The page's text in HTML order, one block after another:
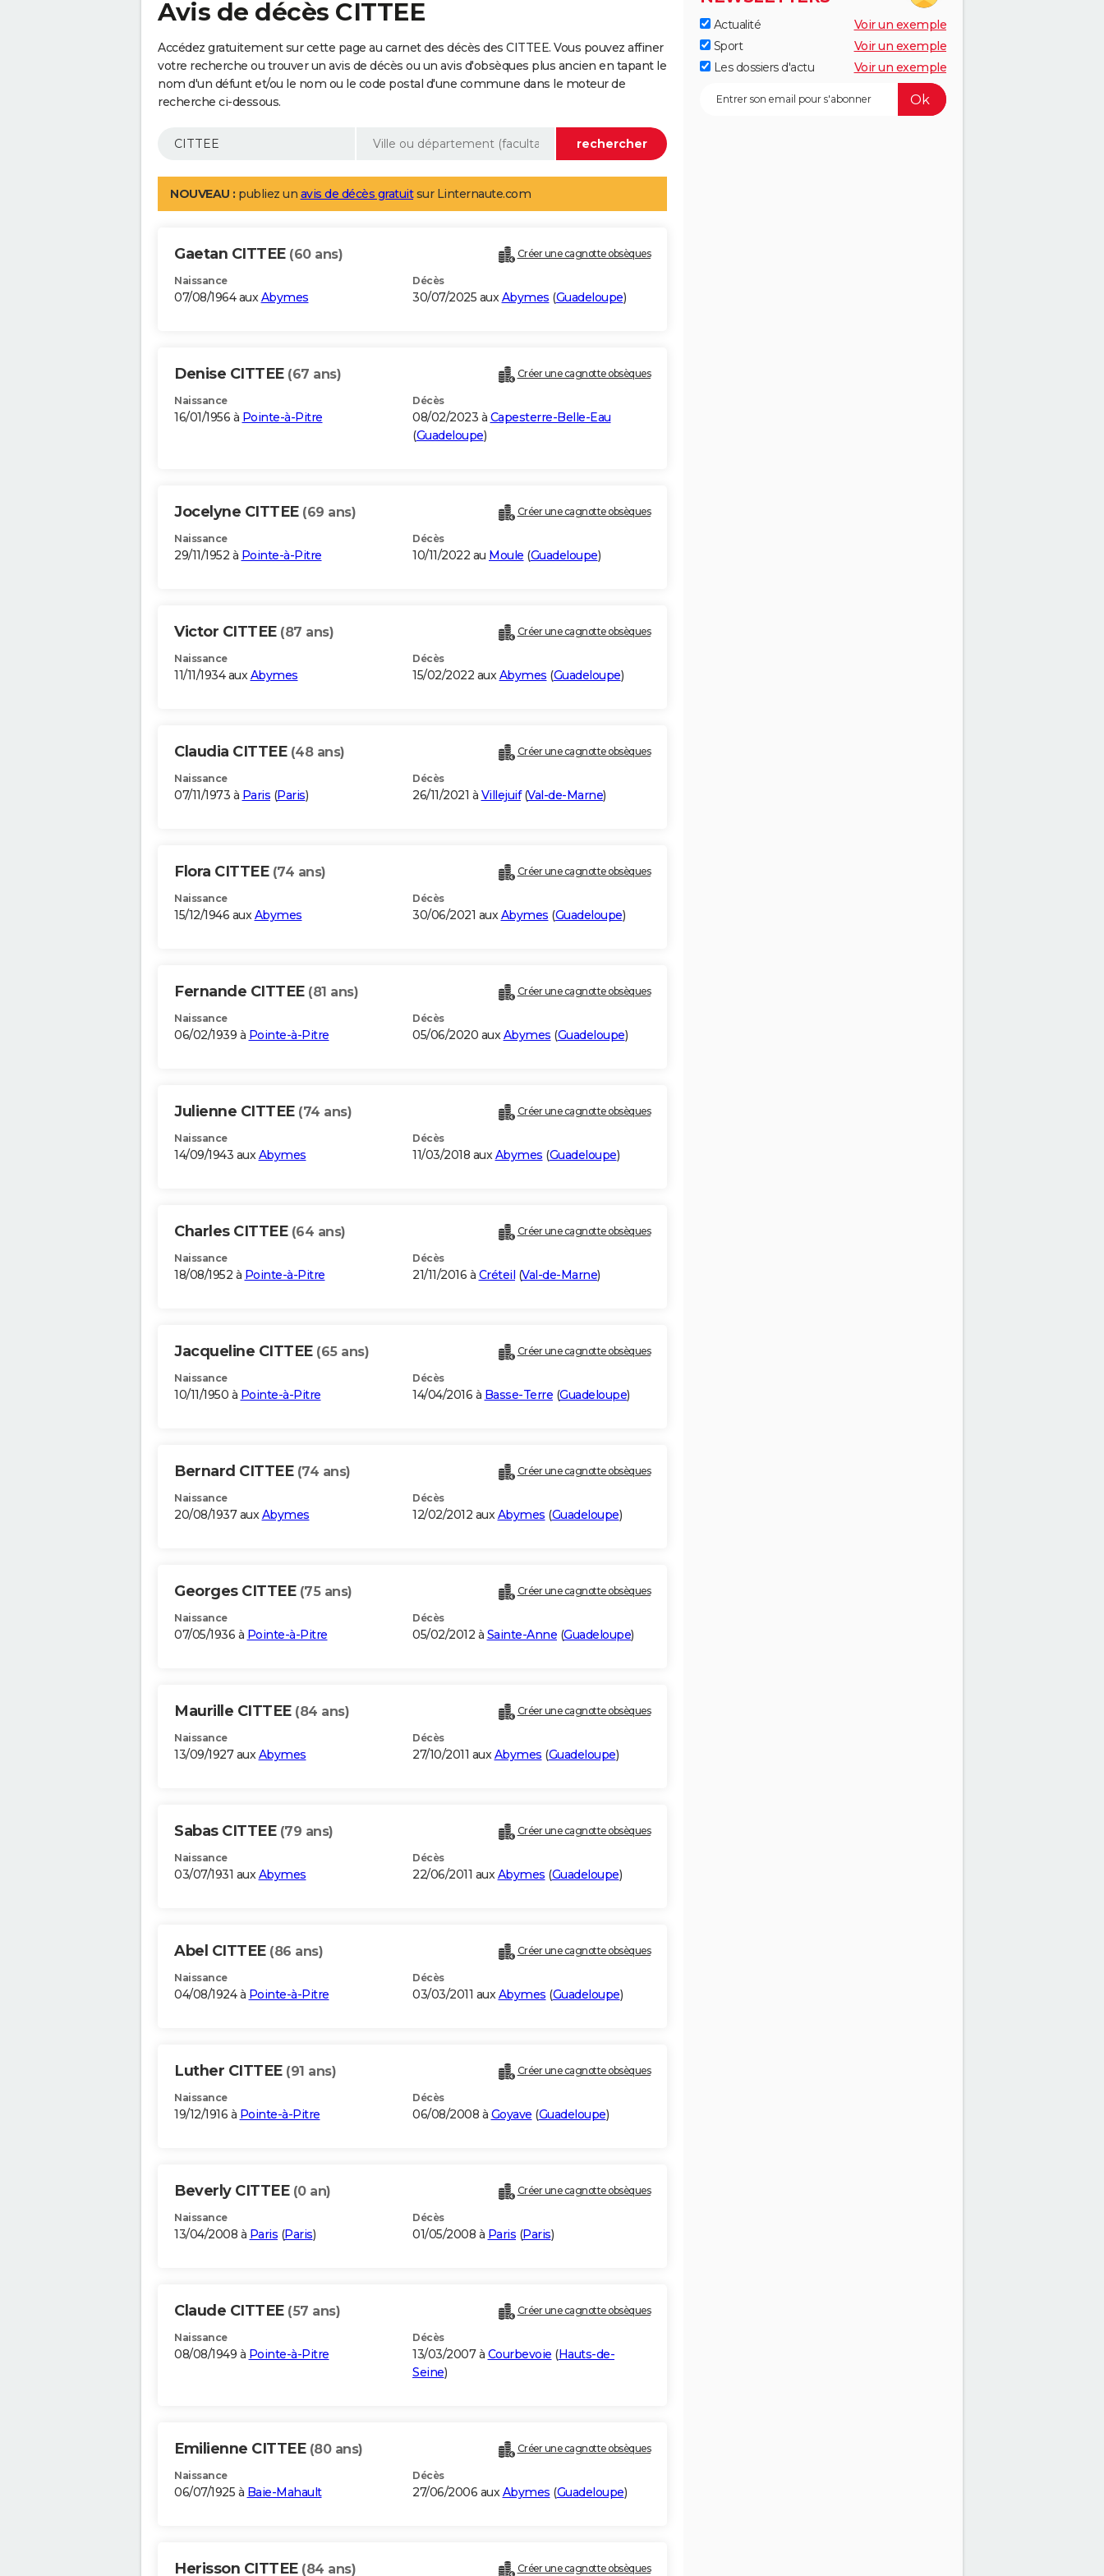
Avis de décès CITTEE
Accédez gratuitement sur cette page au carnet des décès des CITTEE. Vous pouvez affiner
votre recherche ou trouver un avis de décès ou un avis d'obsèques plus ancien en tapant le
nom d'un défunt et/ou le nom ou le code postal d'une commune dans le moteur de
recherche ci-dessous.
NOUVEAU : publiez un avis de décès gratuitsur Linternaute.com
Gaetan CITTEE (60 ans) Créer une cagnotte obsèques
Naissance
07/08/1964 auxAbymes
Décès
30/07/2025 auxAbymes (Guadeloupe)
Denise CITTEE (67 ans) Créer une cagnotte obsèques
Naissance
16/01/1956 à Pointe-à-Pitre
Décès
08/02/2023 à Capesterre-Belle-Eau
(Guadeloupe)
Jocelyne CITTEE (69 ans) Créer une cagnotte obsèques
Naissance
29/11/1952 à Pointe-à-Pitre
Décès
10/11/2022 au Moule (Guadeloupe)
Victor CITTEE (87 ans) Créer une cagnotte obsèques
Naissance
11/11/1934 auxAbymes
Décès
15/02/2022 auxAbymes (Guadeloupe)
Claudia CITTEE (48 ans) Créer une cagnotte obsèques
Naissance
07/11/1973 à Paris (Paris)
Décès
26/11/2021 à Villejuif(Val-de-Marne)
Flora CITTEE (74 ans) Créer une cagnotte obsèques
Naissance
15/12/1946 auxAbymes
Décès
30/06/2021 auxAbymes (Guadeloupe)
Fernande CITTEE (81 ans) Créer une cagnotte obsèques
Naissance
06/02/1939 à Pointe-à-Pitre
Décès
05/06/2020 auxAbymes (Guadeloupe)
Julienne CITTEE (74 ans) Créer une cagnotte obsèques
Naissance
14/09/1943 auxAbymes
Décès
11/03/2018 auxAbymes (Guadeloupe)
Charles CITTEE (64 ans) Créer une cagnotte obsèques
Naissance
18/08/1952 à Pointe-à-Pitre
Décès
21/11/2016 à Créteil (Val-de-Marne)
Jacqueline CITTEE (65 ans) Créer une cagnotte obsèques
Naissance
10/11/1950 à Pointe-à-Pitre
Décès
14/04/2016 à Basse-Terre (Guadeloupe)
Bernard CITTEE (74 ans) Créer une cagnotte obsèques
Naissance
20/08/1937 auxAbymes
Décès
12/02/2012 auxAbymes (Guadeloupe)
Georges CITTEE (75 ans) Créer une cagnotte obsèques
Naissance
07/05/1936 à Pointe-à-Pitre
Décès
05/02/2012 à Sainte-Anne (Guadeloupe)
Maurille CITTEE (84 ans) Créer une cagnotte obsèques
Naissance
13/09/1927 auxAbymes
Décès
27/10/2011 auxAbymes (Guadeloupe)
Sabas CITTEE (79 ans) Créer une cagnotte obsèques
Naissance
03/07/1931 auxAbymes
Décès
22/06/2011 auxAbymes (Guadeloupe)
Abel CITTEE (86 ans) Créer une cagnotte obsèques
Naissance
04/08/1924 à Pointe-à-Pitre
Décès
03/03/2011 auxAbymes (Guadeloupe)
Luther CITTEE (91 ans) Créer une cagnotte obsèques
Naissance
19/12/1916 à Pointe-à-Pitre
Décès
06/08/2008 à Goyave (Guadeloupe)
Beverly CITTEE (0 an) Créer une cagnotte obsèques
Naissance
13/04/2008 à Paris (Paris)
Décès
01/05/2008 à Paris (Paris)
Claude CITTEE (57 ans) Créer une cagnotte obsèques
Naissance
08/08/1949 à Pointe-à-Pitre
Décès
13/03/2007 à Courbevoie (Hauts-de-
Seine)
Emilienne CITTEE (80 ans) Créer une cagnotte obsèques
Naissance
06/07/1925 à Baie-Mahault
Décès
27/06/2006 auxAbymes (Guadeloupe)
Herisson CITTEE (84 ans) Créer une cagnotte obsèques
Actualité
Voir un exemple
Sport
Voir un exemple
Les dossiers d'actu
Voir un exemple